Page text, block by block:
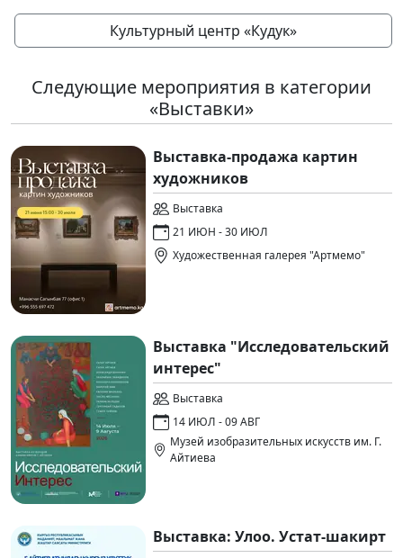
Культурный центр «Кудук»
Следующие мероприятия в категории
«Выставки»
Выставка-продажа картин
художников
Выставка
21 ИЮН - 30 ИЮЛ
Художественная галерея "Артмемо"
Выставка "Исследовательский
интерес"
Выставка
14 ИЮЛ - 09 АВГ
Музей изобразительных искусств им. Г.
Айтиева
Выставка: Улоо. Устат-шакирт